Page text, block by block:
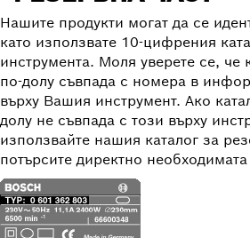
Нашите продукти могат да се
като използвате 10-цифрения
инструмента. Моля уверете се, че
по-долу съвпада с номера в
върху Вашия инструмент. Ако
долу не съвпада с този върху
използвайте нашия каталог за
потърсите директно